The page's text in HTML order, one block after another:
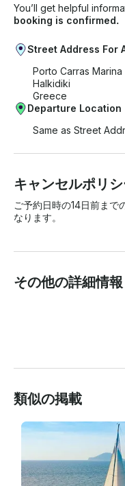
You’ll get helpful
booking is confirmed.
Street Address For
Porto Carras
Halkidiki
Greece
Departure Location
Same as Street
キャンセルポリ
ご予約日時の14日前まで
なります。
その他の詳細情報
類似の掲載